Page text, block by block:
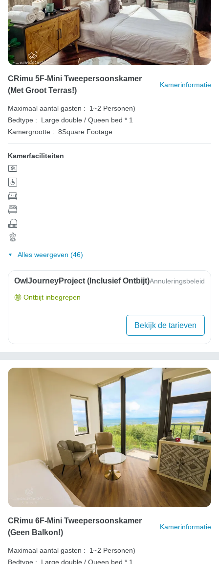
CRimu 5F-Mini Tweepersoonskamer
(met Groot Terras!)
Kamerinformatie
Maximaal aantal gasten :
1~2 Personen)
Bedtype :
Large double / Queen bed * 1
Kamergrootte : 8Square Footage
Kamerfaciliteiten
Alles weergeven (46)
OwlJourneyProject (inclusief Ontbijt)Annuleringsbeleid
Ontbijt inbegrepen
Bekijk de tarieven
CRimu 6F-Mini Tweepersoonskamer
(geen Balkon!)
Kamerinformatie
Maximaal aantal gasten :
1~2 Personen)
Bedtype :
Large double / Queen bed * 1